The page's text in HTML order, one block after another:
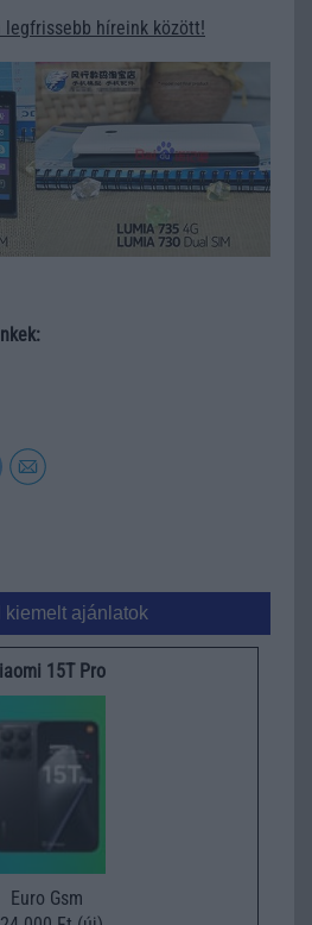
legfrissebb híreink között!
kiemelt ajánlatok
15T Pro
Euro Gsm